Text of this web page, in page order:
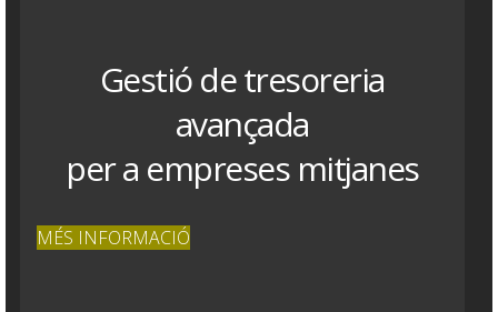
Gestió de tresoreria
avançada
per a empreses mitjanes
MÉS INFORMACIÓ